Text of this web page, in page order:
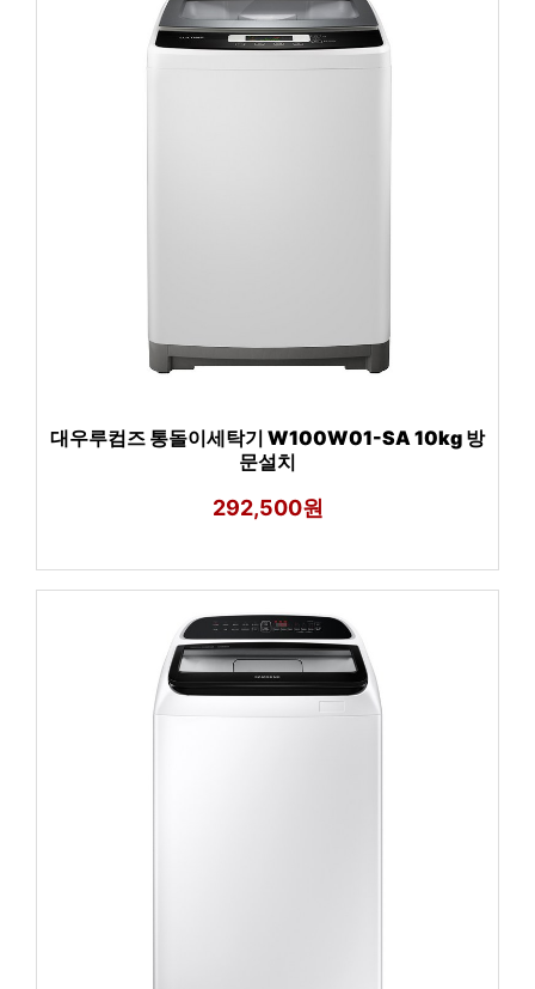
대우루컴즈 통돌이세탁기 W100W01-SA 10kg 방
문설치
292,500원